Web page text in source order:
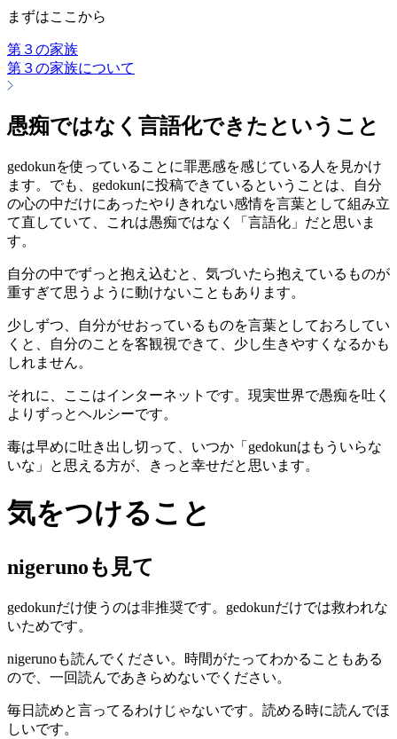
まずはここから
第３の家族
第３の家族について
愚痴ではなく言語化できたということ
gedokunを使っていることに罪悪感を感じている人を見かけ
ます。でも、gedokunに投稿できているということは、自分
の心の中だけにあったやりきれない感情を言葉として組み立
て直していて、これは愚痴ではなく「言語化」だと思いま
す。
自分の中でずっと抱え込むと、気づいたら抱えているものが
重すぎて思うように動けないこともあります。
少しずつ、自分がせおっているものを言葉としておろしてい
くと、自分のことを客観視できて、少し生きやすくなるかも
しれません。
それに、ここはインターネットです。現実世界で愚痴を吐く
よりずっとヘルシーです。
毒は早めに吐き出し切って、いつか「gedokunはもういらな
いな」と思える方が、きっと幸せだと思います。
気をつけること
nigerunoも見て
gedokunだけ使うのは非推奨です。gedokunだけでは救われな
いためです。
nigerunoも読んでください。時間がたってわかることもある
ので、一回読んであきらめないでください。
毎日読めと言ってるわけじゃないです。読める時に読んでほ
しいです。